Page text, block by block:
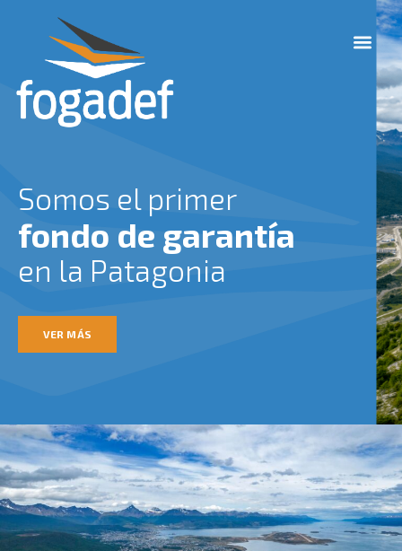
M
e
Somos el primer
fondo de garantía
en la Patagonia
VER MÁS